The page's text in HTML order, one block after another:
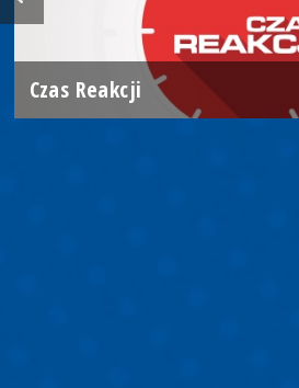
Czas Reakcji